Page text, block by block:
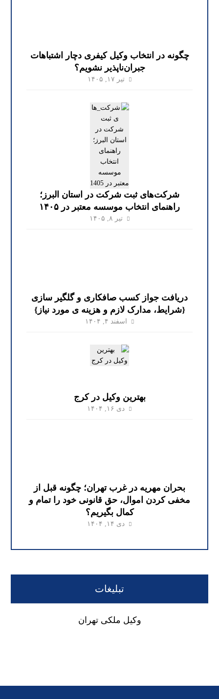
چگونه در انتخاب وکیل کیفری دچار اشتباهات
جبران‌ناپذیر نشویم؟
تیر ۱۷, ۱۴۰۵
شرکت‌های ثبت شرکت در استان البرز؛
راهنمای انتخاب موسسه معتبر در ۱۴۰۵
تیر ۸, ۱۴۰۵
دریافت جواز کسب صافکاری و گلگیر سازی
{شرایط، مدارک لازم و هزینه ی مورد نیاز}
اسفند ۴, ۱۴۰۴
بهترین وکیل در کرج
دی ۱۶, ۱۴۰۴
بحران مهریه در غرب تهران؛ چگونه قبل از
مخفی کردن اموال، حق قانونی خود را تمام و
کمال بگیریم؟
دی ۱۴, ۱۴۰۴
تبلیغات
وکیل ملکی تهران